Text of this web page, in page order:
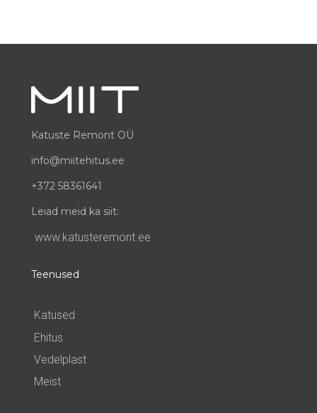
Katuste Remont OÜ
info@miitehitus.ee
+372 58361641
Leiad meid ka siit:
www.katusteremont.ee
Teenused
Katused
Ehitus
Vedelplast
Meist